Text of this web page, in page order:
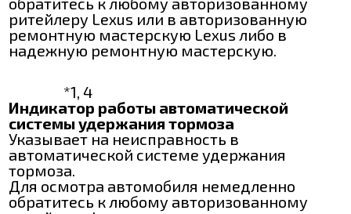
ритейлеру Lexus или в авторизованную
ремонтную мастерскую Lexus либо в
надежную ремонтную мастерскую.
*1, 4
Индикатор работы автоматической
системы удержания тормоза
Указывает на неисправность в
автоматической системе удержания
тормоза.
Для осмотра автомобиля немедленно
обратитесь к любому авторизованному